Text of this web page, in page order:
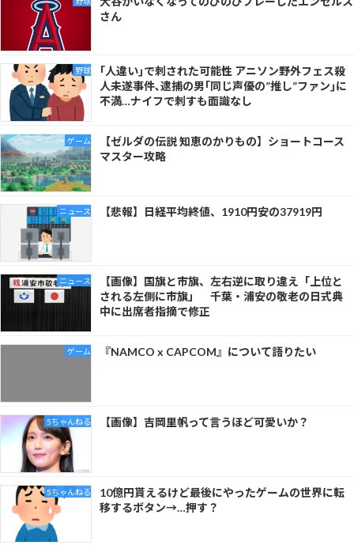
さん
野球
｢人違い｣で刺された可能性 アニソン野外フェス殺
人未遂事件､逮捕の男｢同じ声優の”推し”ファン｣に
不満…ナイフで刺すも面識なし
ゲーム
【ゼルダの伝説 知恵のかりもの】ショートコース
マスター攻略
ニュース 【悲報】日経平均終値、1910円安の37919円
ニュース
【画像】国旗と市旗、左右逆に取り違え「上位と
される左側に市旗」 千葉・浦安の敬老の日式典
中に出席者指摘で修正
ゲーム 『NAMCO x CAPCOM』について語りたい
5ちゃんねる 【画像】吉岡里帆って言うほど可愛いか？
5ちゃんねる
10億円貰えるけど最後にやったゲームの世界に転
移するボタン→…押す？